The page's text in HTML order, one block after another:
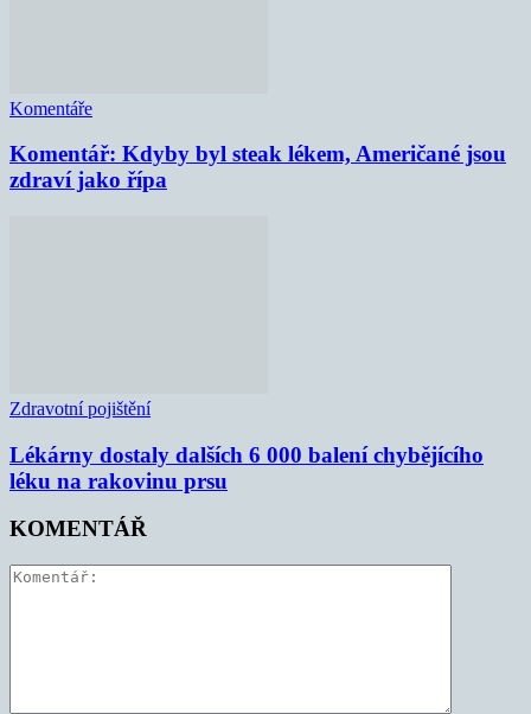
Komentáře
Komentář: Kdyby byl steak lékem, Američané jsou
zdraví jako řípa
Zdravotní pojištění
Lékárny dostaly dalších 6 000 balení chybějícího
léku na rakovinu prsu
KOMENTÁŘ